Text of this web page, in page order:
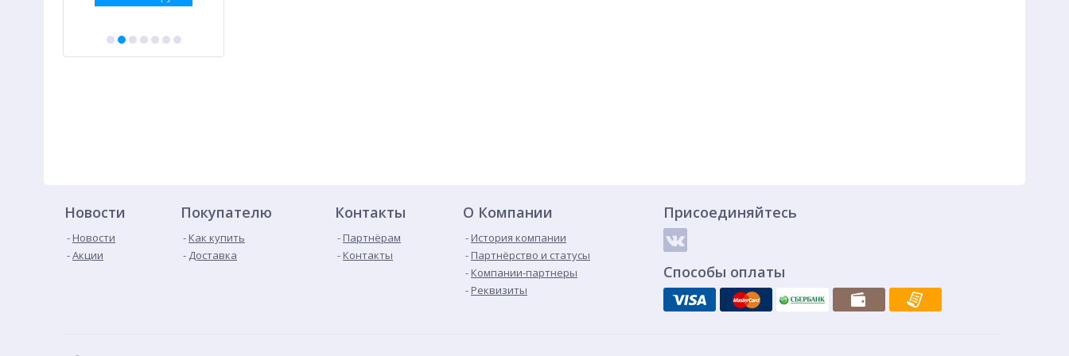
Новости
Новости
Акции
Покупателю
Как купить
Доставка
Контакты
Партнёрам
Контакты
О Компании
История компании
Партнёрство и статусы
Компании-партнеры
Реквизиты
Присоединяйтесь
Способы оплаты